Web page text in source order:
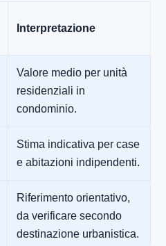
Interpretazione
Valore medio per unità
residenziali in
condominio.
Stima indicativa per case
e abitazioni indipendenti.
Riferimento orientativo,
da verificare secondo
destinazione urbanistica.